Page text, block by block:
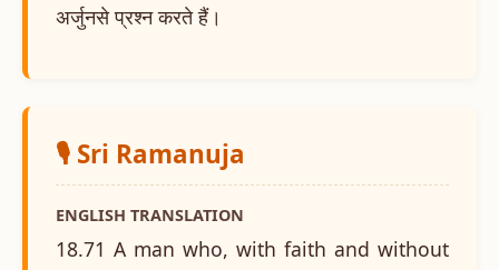
अर्जुनसे प्रश्न करते हैं।
🎙️ Sri Ramanuja
ENGLISH TRANSLATION
18.71 A man who, with faith and without